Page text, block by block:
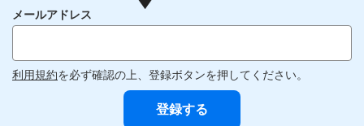
メールアドレス
利用規約を必ず確認の上、登録ボタンを押してください。